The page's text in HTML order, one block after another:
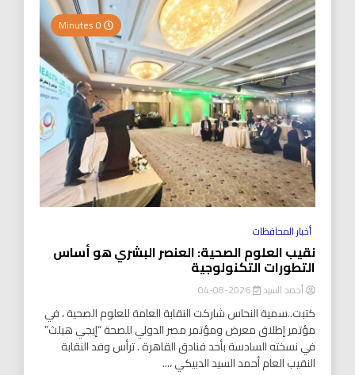
أخبار المحافظات
نقيب العلوم الصحية: العنصر البشري هو أساس
التطورات التكنولوجية
أحمد السيد 2026-08-04
كتبت..سمية النحاس شاركت النقابة العامة للعلوم الصحية ، في
مؤتمر إطلاق معرض ومؤتمر مصر الدولي للصحة “إيجي هيلث”
في نسخته السادسة بأحد فنادق القاهرة . ترأس وفد النقابة
النقيب العام أحمد السيد الدبيكي ،...